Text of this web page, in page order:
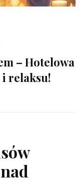
– Hotelowa
i relaksu!